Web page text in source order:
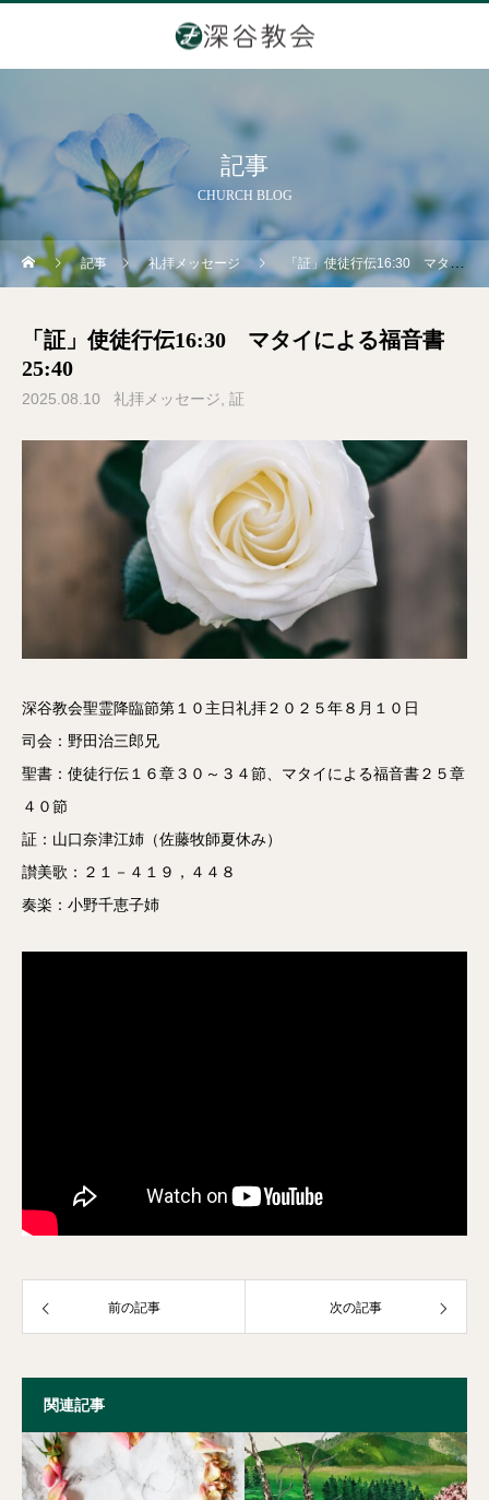
記事
CHURCH BLOG
記事 礼拝メッセージ 「証」使徒行伝16:30 マタイによる福音書25:40
「証」使徒行伝16:30 マタイによる福音書
25:40
2025.08.10 礼拝メッセージ 証
深谷教会聖霊降臨節第１０主日礼拝２０２５年８月１０日
司会：野田治三郎兄
聖書：使徒行伝１６章３０～３４節、マタイによる福音書２５章
４０節
証：山口奈津江姉（佐藤牧師夏休み）
讃美歌：２１－４１９，４４８
奏楽：小野千恵子姉
前の記事 次の記事
関連記事